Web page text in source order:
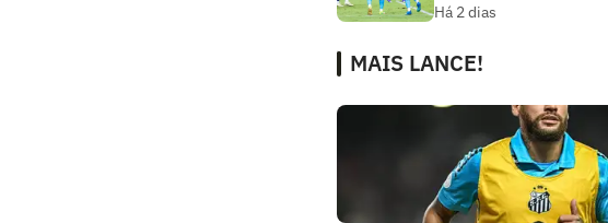
Há 2 dias
MAIS LANCE!